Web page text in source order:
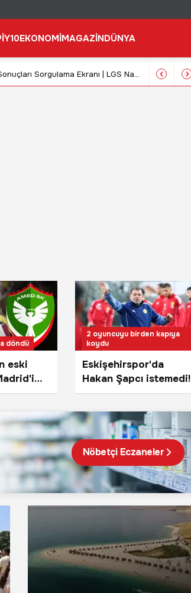
EKONOMİMAGAZİNDÜNYA
e-Okul Giriş: LGS Nakil Başvurusu Nasıl Yapılır? MEB LGS Yerleştirme Sonuçları Sorgulama Ekranı | LGS Nakil İşlemleri Nereden Yapılır?
döndü
eski
2 oyuncuyu birden kapıya
koydu
Eskişehirspor'da
Hakan Şapcı istemedi!
Nöbetçi Eczaneler